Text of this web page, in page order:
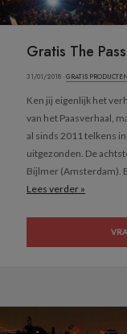
Gratis The
31/01/2018 ·GRATIS PRODUCTEN
Ken jij eigenlijk het
van het Paasverhaal,
al sinds 2011 telkens
uitgezonden. De
Bijlmer (Amsterdam).
Lees verder »